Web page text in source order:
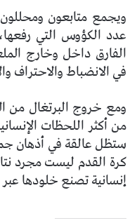
ويجمع متابعون
عدد الكؤوس التي
الفارق داخل وخارج
في الانضباط والاحتراف
ومع خروج البرتغال من
ستظل عالقة في أذهان
كرة القدم ليست مجرد
إنسانية تصنع خلودها